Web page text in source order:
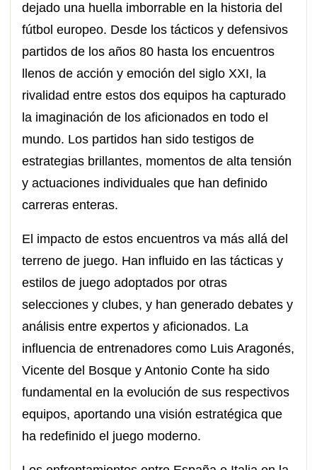
dejado una huella imborrable en la historia del
fútbol europeo. Desde los tácticos y defensivos
partidos de los años 80 hasta los encuentros
llenos de acción y emoción del siglo XXI, la
rivalidad entre estos dos equipos ha capturado
la imaginación de los aficionados en todo el
mundo. Los partidos han sido testigos de
estrategias brillantes, momentos de alta tensión
y actuaciones individuales que han definido
carreras enteras.
El impacto de estos encuentros va más allá del
terreno de juego. Han influido en las tácticas y
estilos de juego adoptados por otras
selecciones y clubes, y han generado debates y
análisis entre expertos y aficionados. La
influencia de entrenadores como Luis Aragonés,
Vicente del Bosque y Antonio Conte ha sido
fundamental en la evolución de sus respectivos
equipos, aportando una visión estratégica que
ha redefinido el juego moderno.